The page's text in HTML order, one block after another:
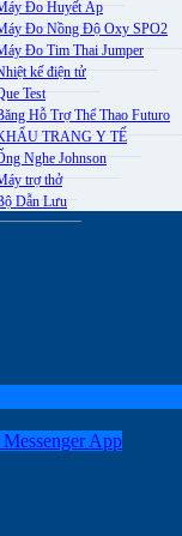
Đo Huyết Áp
Đo Nồng Độ Oxy SPO2
Đo Tim Thai Jumper
kế điện tử
Test
Hỗ Trợ Thể Thao Futuro
TRANG Y TẾ
Nghe Johnson
trợ thở
Dẫn Lưu
App